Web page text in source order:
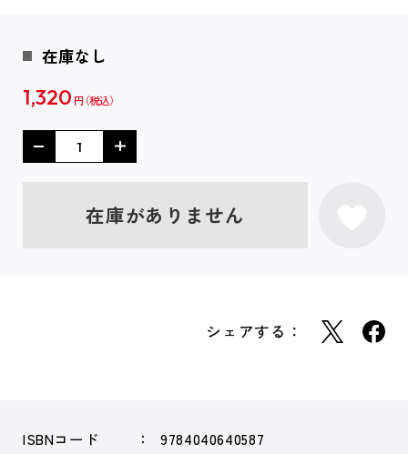
在庫なし
1,320 円
在庫がありません
シェアする：
ISBNコード
9784040640587